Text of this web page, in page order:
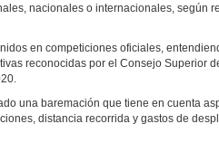
nacionales o internacionales, según
en competiciones oficiales,
reconocidas por el Consejo Superior
una baremación que tiene en cuenta
distancia recorrida y gastos de